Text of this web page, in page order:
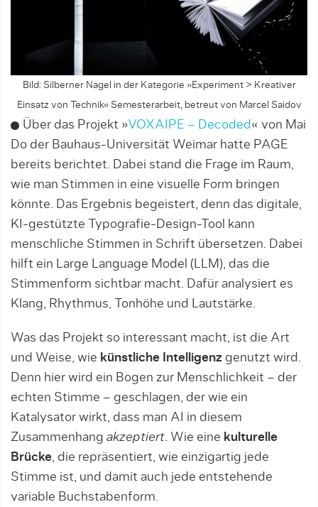
Bild: Silberner Nagel in der Kategorie »Experiment > Kreativer
Einsatz von Technik« Semesterarbeit, betreut von Marcel Saidov
Über das Projekt »VOXAIPE – Decoded« von Mai
Do der Bauhaus-Universität Weimar hatte PAGE
bereits berichtet. Dabei stand die Frage im Raum,
wie man Stimmen in eine visuelle Form bringen
könnte. Das Ergebnis begeistert, denn das digitale,
KI-gestützte Typografie-Design-Tool kann
menschliche Stimmen in Schrift übersetzen. Dabei
hilft ein Large Language Model (LLM), das die
Stimmenform sichtbar macht. Dafür analysiert es
Klang, Rhythmus, Tonhöhe und Lautstärke.
Was das Projekt so interessant macht, ist die Art
und Weise, wie künstliche Intelligenz genutzt wird.
Denn hier wird ein Bogen zur Menschlichkeit – der
echten Stimme – geschlagen, der wie ein
Katalysator wirkt, dass man AI in diesem
Zusammenhang akzeptiert. Wie eine kulturelle
Brücke, die repräsentiert, wie einzigartig jede
Stimme ist, und damit auch jede entstehende
variable Buchstabenform.